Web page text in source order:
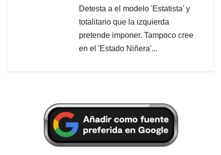
Detesta a el modelo 'Estatista' y
totalitario que la izquierda
pretende imponer. Tampoco cree
en el 'Estado Niñera'...